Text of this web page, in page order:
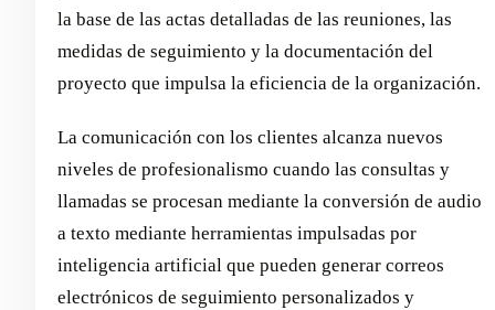
la base de las actas detalladas de las reuniones, las
medidas de seguimiento y la documentación del
proyecto que impulsa la eficiencia de la organización.
La comunicación con los clientes alcanza nuevos
niveles de profesionalismo cuando las consultas y
llamadas se procesan mediante la conversión de audio
a texto mediante herramientas impulsadas por
inteligencia artificial que pueden generar correos
electrónicos de seguimiento personalizados y